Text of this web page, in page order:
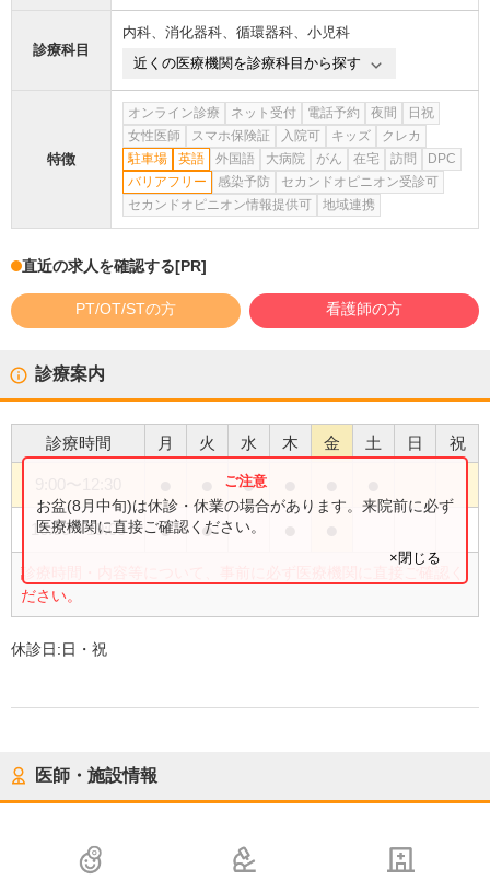
診療科目
内科、 消化器科、 循環器科、 小児科
近くの医療機関を診療科目から探す
特徴
オンライン診療 ネット受付 電話予約 夜間
日祝
女性医師
スマホ保険証 入院可 キッズ
クレカ
駐車場
英語 外国語 大病院 がん 在宅 訪問
DPC
バリアフリー
感染予防
セカンドオピニオン受診可
セカンドオピニオン情報提供可
地域連携
直近の求人を確認する[PR]
PT/OT/STの方 看護師の方
診療案内
診療時間 月 火 水 木 金 土 日 祝
●
16:00〜19:00 ● ●
診療時間・内容等について、事前に必ず医療機関に直接ご確認く
ださい。
お盆(8月中旬)は休診・休業の場合があります。来院前に必ず
医療機関に直接ご確認ください。
×閉じる
休診日:日・祝
医師・施設情報